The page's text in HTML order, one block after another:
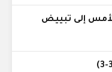
إلى تبييض